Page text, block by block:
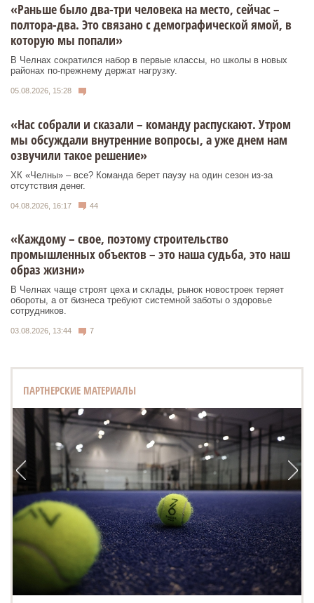
«Раньше было два-три человека на место, сейчас –
полтора-два. Это связано с демографической ямой, в
которую мы попали»
В Челнах сократился набор в первые классы, но школы в новых
районах по-прежнему держат нагрузку.
05.08.2026, 15:28
«Нас собрали и сказали – команду распускают. Утром
мы обсуждали внутренние вопросы, а уже днем нам
озвучили такое решение»
ХК «Челны» – все? Команда берет паузу на один сезон из-за
отсутствия денег.
04.08.2026, 16:17 44
«Каждому – свое, поэтому строительство
промышленных объектов – это наша судьба, это наш
образ жизни»
В Челнах чаще строят цеха и склады, рынок новостроек теряет
обороты, а от бизнеса требуют системной заботы о здоровье
сотрудников.
03.08.2026, 13:44 7
ПАРТНЕРСКИЕ МАТЕРИАЛЫ